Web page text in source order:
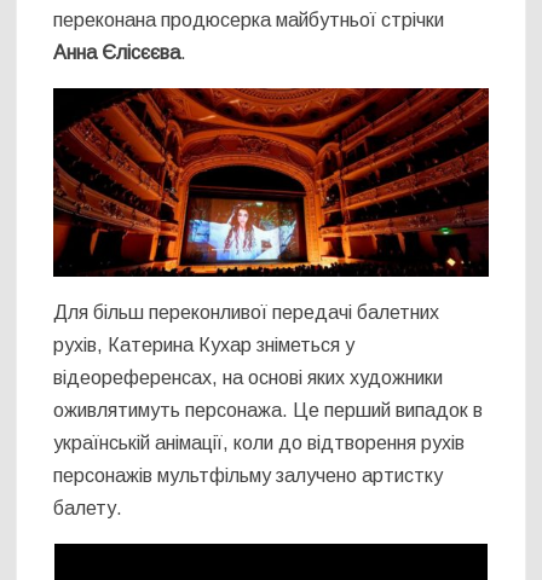
переконана продюсерка майбутньої стрічки
Анна Єлісєєва.
Для більш переконливої передачі балетних
рухів, Катерина Кухар зніметься у
відеореференсах, на основі яких художники
оживлятимуть персонажа. Це перший випадок в
українській анімації, коли до відтворення рухів
персонажів мультфільму залучено артистку
балету.